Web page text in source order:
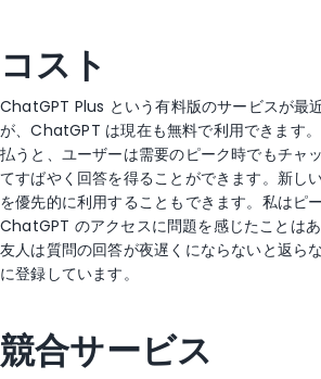
コスト
ChatGPT Plus という有料版のサービスが最
が、ChatGPT は現在も無料で利用できます
払うと、ユーザーは需要のピーク時でもチャ
てすばやく回答を得ることができます。新し
を優先的に利用することもできます。私はピ
ChatGPT のアクセスに問題を感じたことは
友人は質問の回答が夜遅くにならないと返ら
に登録しています。
競合サービス